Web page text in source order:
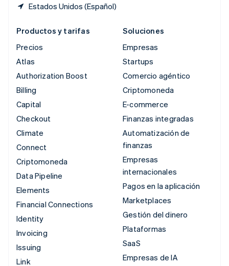
Estados Unidos (Español)
Productos y tarifas
Precios
Atlas
Authorization Boost
Billing
Capital
Checkout
Climate
Connect
Criptomoneda
Data Pipeline
Elements
Financial Connections
Identity
Invoicing
Issuing
Link
Soluciones
Empresas
Startups
Comercio agéntico
Criptomoneda
E-commerce
Finanzas integradas
Automatización de
finanzas
Empresas
internacionales
Pagos en la aplicación
Marketplaces
Gestión del dinero
Plataformas
SaaS
Empresas de IA